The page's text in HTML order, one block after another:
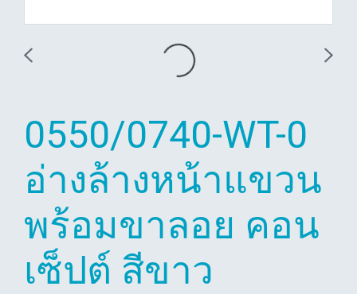
0550/0740-WT-0
อ่างล้างหน้าแขวน
พร้อมขาลอย คอน
เซ็ปต์ สีขาว